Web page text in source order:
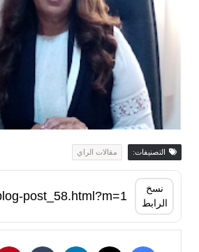
التصنيفات: مقالات الراي
نسخ
الرابط